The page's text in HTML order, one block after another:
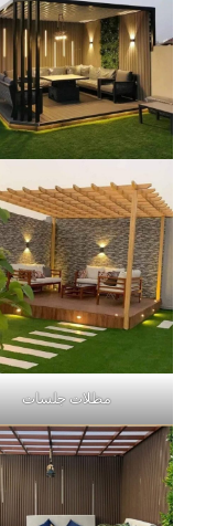
مظلات جلسات